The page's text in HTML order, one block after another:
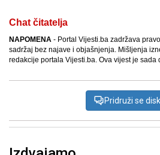
Chat čitatelja
NAPOMENA - Portal Vijesti.ba zadržava
sadržaj bez najave i objašnjenja. Mišljenja
redakcije portala Vijesti.ba. Ova vijest je sada
Pridruži se